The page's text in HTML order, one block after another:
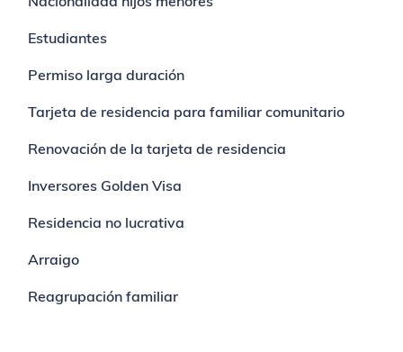
Estudiantes
Permiso larga duración
Tarjeta de residencia para familiar comunitario
Renovación de la tarjeta de residencia
Inversores Golden Visa
Residencia no lucrativa
Arraigo
Reagrupación familiar